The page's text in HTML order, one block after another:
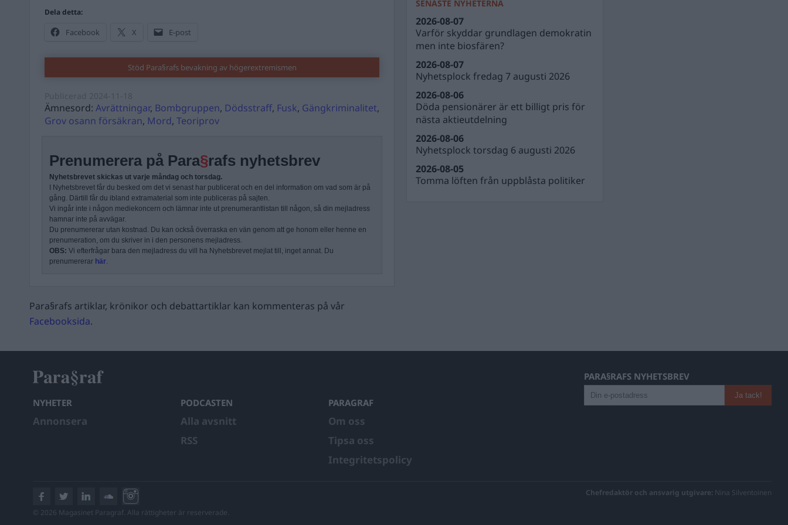
Dela detta:
Facebook X E-post
Stöd Para§rafs bevakning av högerextremismen
Ämnesord: Avrättningar, Bombgruppen, Dödsstraff, Fusk, Gängkriminalitet,
Grov osann försäkran, Mord, Teoriprov
Prenumerera på Para§rafs nyhetsbrev
Nyhetsbrevet skickas ut varje måndag och torsdag.
I Nyhetsbrevet får du besked om det vi senast har publicerat och en del information om vad som är på
gång. Därtill får du ibland extramaterial som inte publiceras på sajten.
Vi ingår inte i någon mediekoncern och lämnar inte ut prenumerantlistan till någon, så din mejladress
hamnar inte på avvägar.
Du prenumererar utan kostnad. Du kan också överraska en vän genom att ge honom eller henne en
prenumeration, om du skriver in i den personens mejladress.
OBS: Vi efterfrågar bara den mejladress du vill ha Nyhetsbrevet mejlat till, inget annat. Du
prenumererar här.
Para§rafs artiklar, krönikor och debattartiklar kan kommenteras på vår
Facebooksida.
SENASTE NYHETERNA
Varför skyddar grundlagen demokratin
men inte biosfären?
2026-08-07
Nyhetsplock fredag 7 augusti 2026
2026-08-07
Döda pensionärer är ett billigt pris för
nästa aktieutdelning
2026-08-06
Nyhetsplock torsdag 6 augusti 2026
2026-08-06
Tomma löften från uppblåsta politiker
2026-08-05
NYHETER
Annonsera
PODCASTEN
Alla avsnitt
RSS
PARAGRAF
Om oss
Tipsa oss
Integritetspolicy
PARA§RAFS NYHETSBREV
Chefredaktör och ansvarig utgivare: Nina Silventoinen
© 2026 Magasinet Paragraf. Alla rättigheter är reserverade.